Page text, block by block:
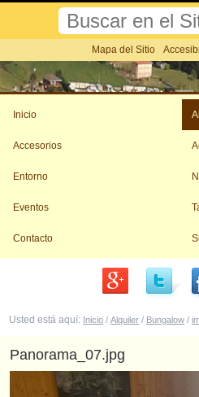
Buscar
Mapa del Sitio
Inicio
Accesorios
Entorno
Eventos
Contacto
Usted está aquí: Inicio /Alquiler / Bungalow /
Panorama_07.jpg